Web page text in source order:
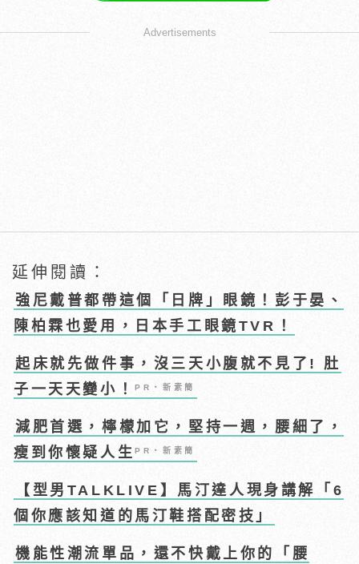
Advertisements
延伸閱讀：
強尼戴普都帶這個「日牌」眼鏡！彭于晏、
陳柏霖也愛用，日本手工眼鏡TVR！
起床就先做件事，沒三天小腹就不見了! 肚
子一天天變小！PR・新素簡
減肥首選，檸檬加它，堅持一週，腰細了，
瘦到你懷疑人生PR・新素簡
【型男TALKLIVE】馬汀達人現身講解「6
個你應該知道的馬汀鞋搭配密技」
機能性潮流單品，還不快戴上你的「腰